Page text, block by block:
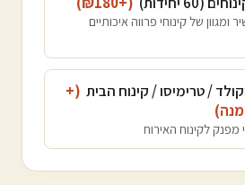
ומגוון של קינוחי פרווה איכותיים
/ טרימיסו / קינוח הבית (+
)
מפנק לקינוח האירוח